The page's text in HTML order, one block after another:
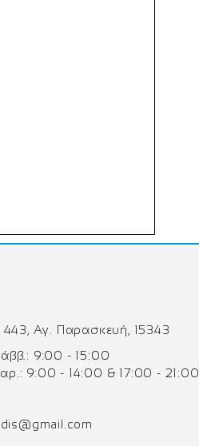
Αγ. Παρασκευή, 15343
9:00 - 15:00
9:00 - 14:00 & 17:00 - 21:00